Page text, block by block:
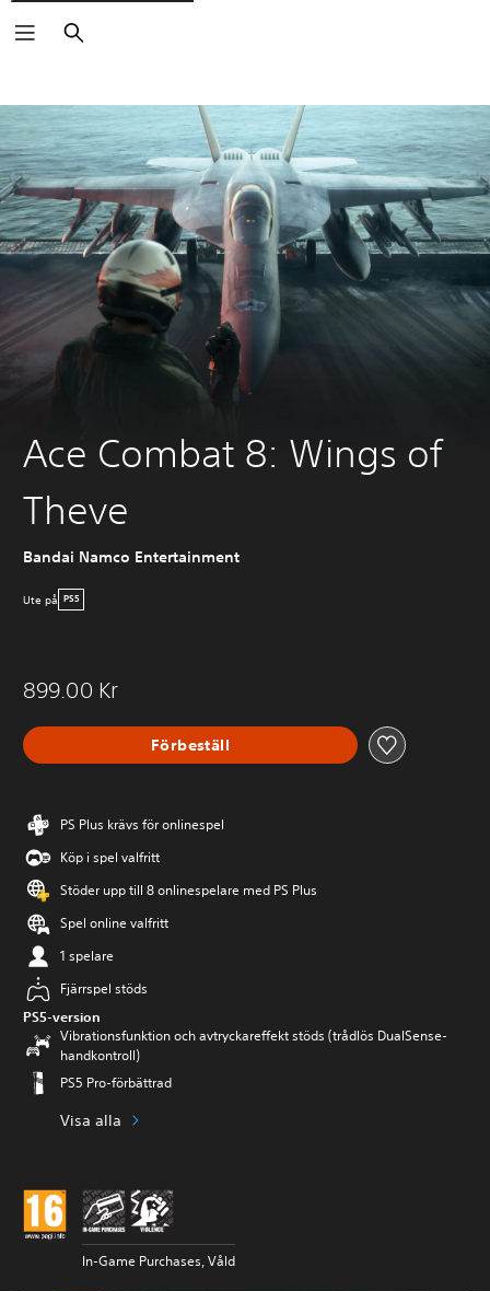
Sök
Ace Combat 8: Wings of
Theve
Bandai Namco Entertainment
Ute på PS5
899.00 Kr
Förbeställ
PS Plus krävs för onlinespel
Köp i spel valfritt
Stöder upp till 8 onlinespelare med PS Plus
Spel online valfritt
1 spelare
Fjärrspel stöds
PS5-version
Vibrationsfunktion och avtryckareffekt stöds (trådlös DualSense-
handkontroll)
PS5 Pro-förbättrad
Visa alla
In-Game Purchases, Våld